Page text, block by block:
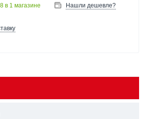
в 1 магазине Нашли дешевле?